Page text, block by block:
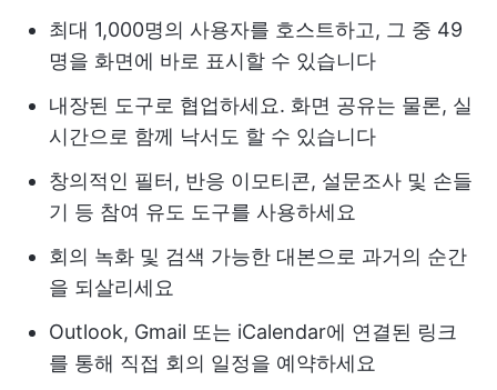
최대 1,000명의 사용자를 호스트하고, 그 중 49
명을 화면에 바로 표시할 수 있습니다
내장된 도구로 협업하세요. 화면 공유는 물론, 실
시간으로 함께 낙서도 할 수 있습니다
창의적인 필터, 반응 이모티콘, 설문조사 및 손들
기 등 참여 유도 도구를 사용하세요
회의 녹화 및 검색 가능한 대본으로 과거의 순간
을 되살리세요
Outlook, Gmail 또는 iCalendar에 연결된 링크
를 통해 직접 회의 일정을 예약하세요